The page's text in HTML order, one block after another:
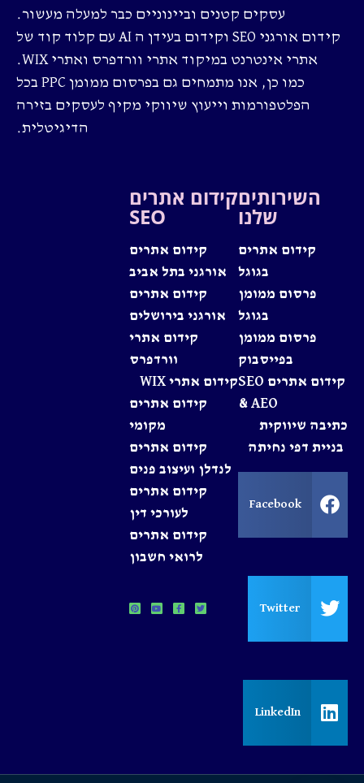
עסקים קטנים וביינוניים כבר למעלה מעשור.
קידום אורגני SEO וקידום בעידן ה AI עם קלוד קוד של
אתרי אינטרנט במיקוד אתרי וורדפרס ואתרי WIX.
כמו כן, אנו מתמחים גם בפרסום ממומן PPC בכל
הפלטפורמות וייעוץ שיווקי מקיף לעסקים בזירה
הדיגיטלית.
השירותים
שלנו
קידום אתרים
בגוגל
פרסום ממומן
בגוגל
פרסום ממומן
בפייסבוק
קידום אתרים SEO
& AEO
כתיבה שיווקית
בניית דפי נחיתה
Facebook
Twitter
LinkedIn
קידום אתרים
SEO
קידום אתרים
אורגני בתל אביב
קידום אתרים
אורגני בירושלים
קידום אתרי
וורדפרס
קידום אתרי WIX
קידום אתרים
מקומי
קידום אתרים
לנדלן ועיצוב פנים
קידום אתרים
לעורכי דין
קידום אתרים
לרואי חשבון